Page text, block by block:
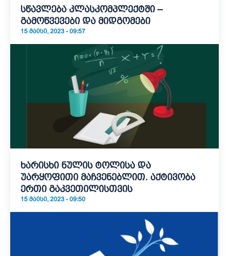
სწავლება კლასკომპლექტში –
გამოწვევები და მიდგომები
15 ᲛᲐᲘᲡᲘ, 2023 - 09:57
ხარისხი ნულის ტოლისა და
უარყოფითი მაჩვენებლით. აქტივობა
ერთი გაკვეთილისთვის
15 ᲛᲐᲘᲡᲘ, 2023 - 09:50